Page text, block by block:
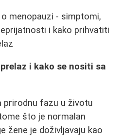
menopauzi - simptomi,
i kako prihvatiti
i kako se nositi sa
prirodnu fazu u životu
što je normalan
žene je doživljavaju kao